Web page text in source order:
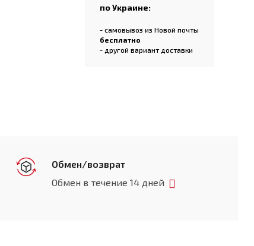
по Украине:
- самовывоз из Новой почты
бесплатно
- другой вариант доставки
Обмен/возврат
Обмен в течение 14 дней